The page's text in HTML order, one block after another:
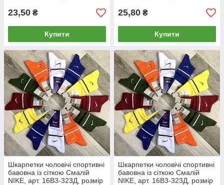
23,50 ₴
Купити
25,80 ₴
Купити
Шкарпетки чоловічі спортивні
бавовна із сіткою Смалій
NIKE, арт. 16В3-323Д, розмір
Шкарпетки чоловічі спортивні
бавовна із сіткою Смалій
NIKE, арт. 16В3-323Д, розмір